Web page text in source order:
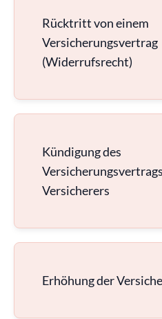
Rücktritt von einem
Versicherungsvertrag
(Widerrufsrecht)
Kündigung des
Versicherers
Erhöhung der